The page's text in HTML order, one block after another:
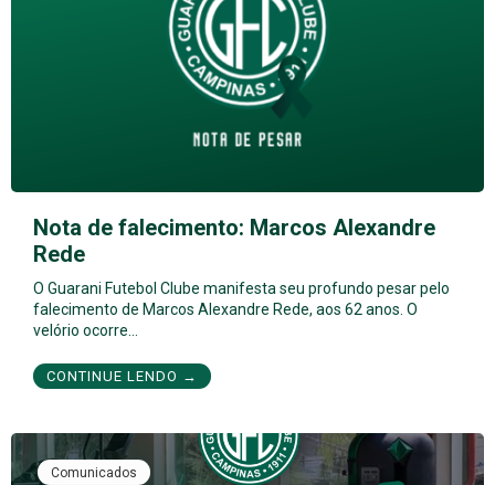
Nota de falecimento: Marcos Alexandre
Rede
O Guarani Futebol Clube manifesta seu profundo pesar pelo
falecimento de Marcos Alexandre Rede, aos 62 anos. O
velório ocorre…
CONTINUE LENDO →
Comunicados